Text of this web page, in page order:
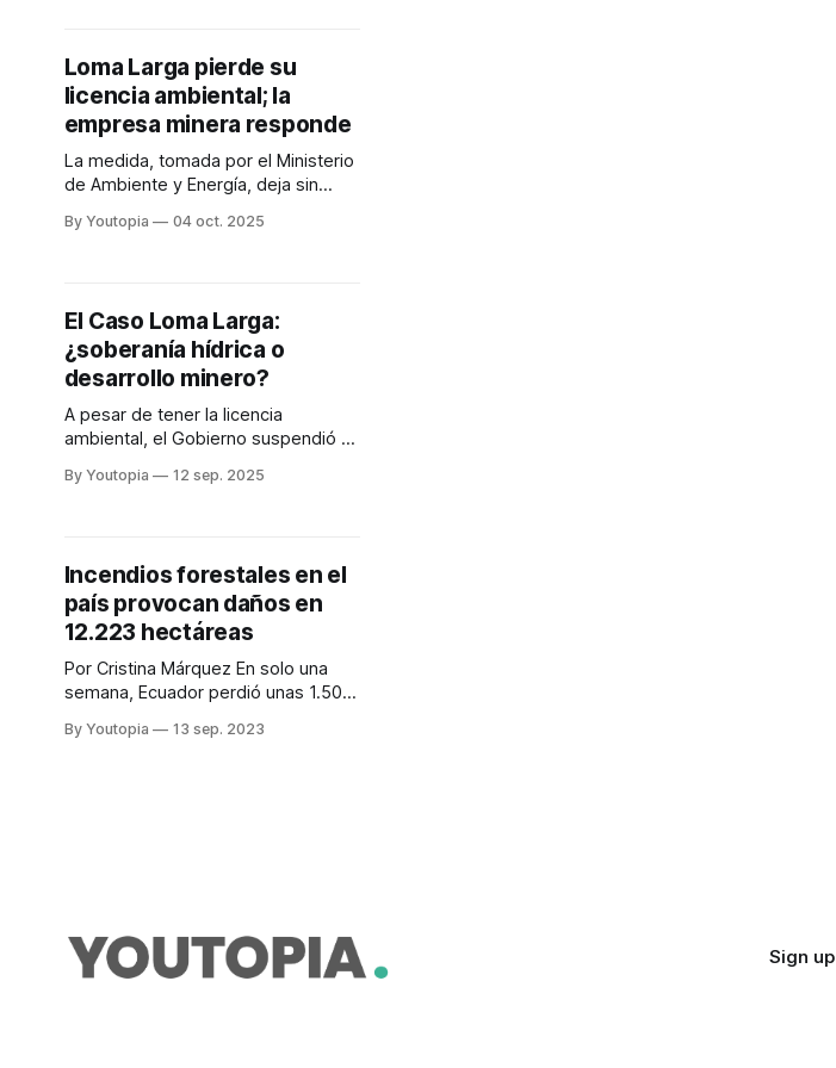
Loma Larga pierde su
licencia ambiental; la
empresa minera responde
La medida, tomada por el Ministerio
de Ambiente y Energía, deja sin
23 de junio de 2025
By Youtopia 04 oct. 2025
El Caso Loma Larga:
¿soberanía hídrica o
desarrollo minero?
A pesar de tener la licencia
ambiental, el Gobierno suspendió el
de personas se movilizan en
By Youtopia 12 sep. 2025
Incendios forestales en el
país provocan daños en
12.223 hectáreas
Por Cristina Márquez En solo una
semana, Ecuador perdió unas 1.500
bosques. 17 incendios forestales de
By Youtopia 13 sep. 2023
Sign up